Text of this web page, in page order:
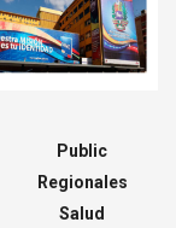
Public
Regionales
Salud